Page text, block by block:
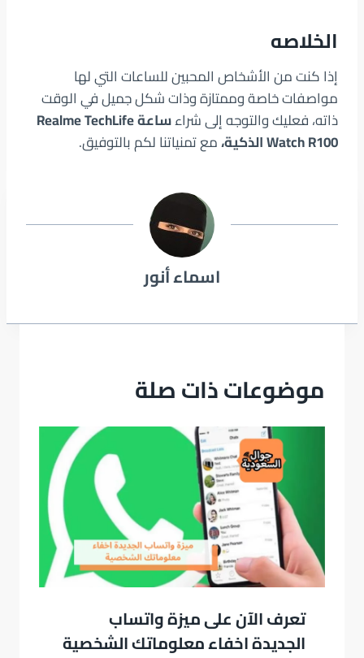
الخلاصه
إذا كنت من الأشخاص المحبين للساعات التي لها
مواصفات خاصة وممتازة وذات شكل جميل في الوقت
ذاته، فعليك والتوجه إلى شراءساعةRealme TechLife
Watch R100الذكية،مع تمنياتنا لكم بالتوفيق.
اسماء أنور
موضوعات ذات صلة
تعرف الآن على ميزة واتساب
الجديدة اخفاء معلوماتك الشخصية